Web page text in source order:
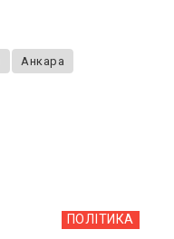
Анкара
ПОЛІТИКА